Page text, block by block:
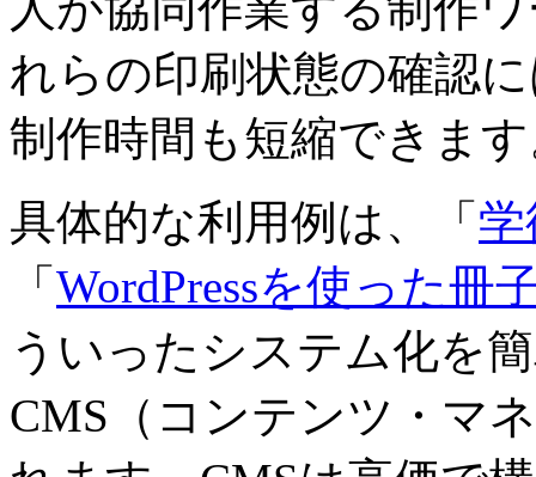
れらの印刷状態の確認
制作時間も短縮できま
具体的な利用例は、「
「 WordPressを使った冊
ういったシステム化を
CMS（コンテンツ・マ